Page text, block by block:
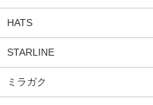
HATS
STARLINE
ミラガク